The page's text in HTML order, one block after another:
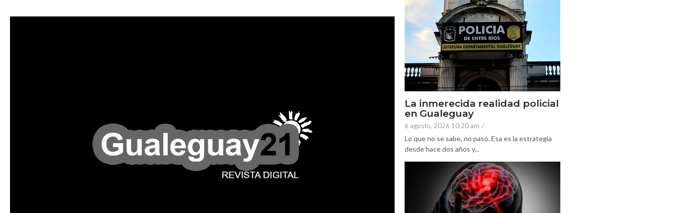
La inmerecida realidad policial
en Gualeguay
6 agosto, 2026 10:20 am /
Lo que no se sabe, no pasó. Esa es la estrategia
desde hace dos años y...